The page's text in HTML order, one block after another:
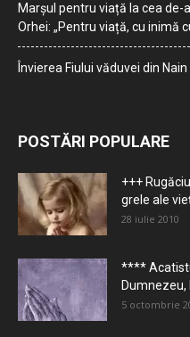
Marșul pentru viață la cea de-
Orhei: „Pentru viață, cu inimă
Învierea Fiului văduvei din Nain
POSTĂRI POPULARE
+++
grele ale
28 iulie 2010
****
Dumnezeu,
5 octombrie